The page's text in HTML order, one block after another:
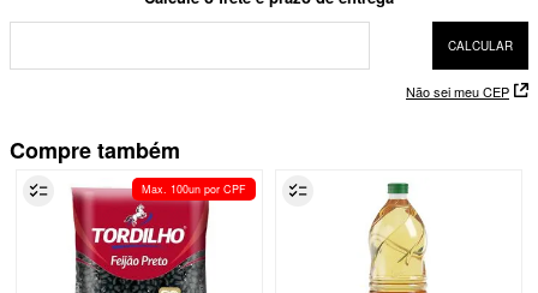
Não sei meu CEP
Compre também
Max. 100un por CPF